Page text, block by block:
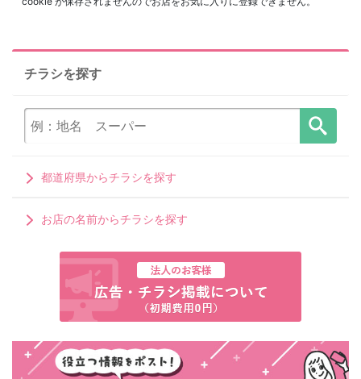
チラシを探す
都道府県からチラシを探す
お店の名前からチラシを探す